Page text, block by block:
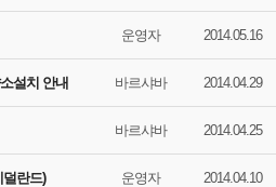
운영자 2014.05.16
설치 안내 바르샤바 2014.04.29
바르샤바 2014.04.25
덜란드) 운영자 2014.04.10